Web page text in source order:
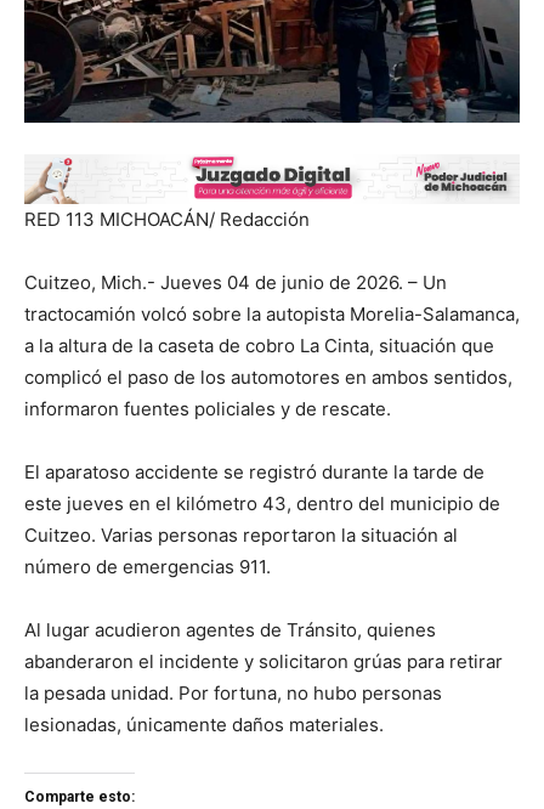
RED 113 MICHOACÁN/ Redacción
Cuitzeo, Mich.- Jueves 04 de junio de 2026. – Un
tractocamión volcó sobre la autopista Morelia-Salamanca,
a la altura de la caseta de cobro La Cinta, situación que
complicó el paso de los automotores en ambos sentidos,
informaron fuentes policiales y de rescate.
El aparatoso accidente se registró durante la tarde de
este jueves en el kilómetro 43, dentro del municipio de
Cuitzeo. Varias personas reportaron la situación al
número de emergencias 911.
Al lugar acudieron agentes de Tránsito, quienes
abanderaron el incidente y solicitaron grúas para retirar
la pesada unidad. Por fortuna, no hubo personas
lesionadas, únicamente daños materiales.
Comparte esto: